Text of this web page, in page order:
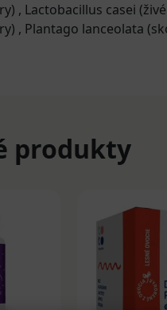
, Lactobacillus casei
, Plantago lanceolata
produkty